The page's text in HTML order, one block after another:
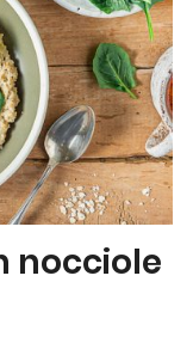
nocciole